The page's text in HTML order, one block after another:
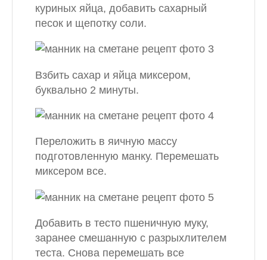
куриных яйца, добавить сахарный
песок и щепотку соли.
Взбить сахар и яйца миксером,
буквально 2 минуты.
Переложить в яичную массу
подготовленную манку. Перемешать
миксером все.
Добавить в тесто пшеничную муку,
заранее смешанную с разрыхлителем
теста. Снова перемешать все